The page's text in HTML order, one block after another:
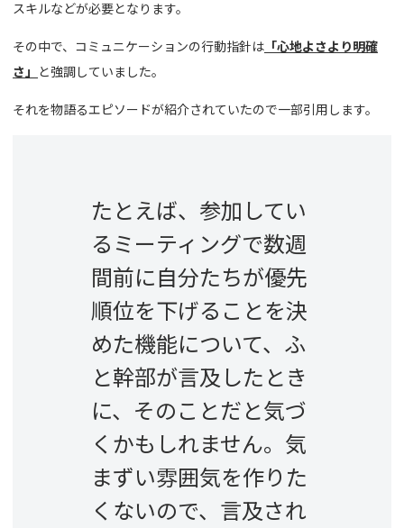
スキルなどが必要となります。
その中で、コミュニケーションの行動指針は 「心地よさより明確
さ」
と強調していました。
それを物語るエピソードが紹介されていたので一部引用します。
たとえば、参加してい
るミーティングで数週
間前に自分たちが優先
順位を下げることを決
めた機能について、ふ
と幹部が言及したとき
に、そのことだと気づ
くかもしれません。気
まずい雰囲気を作りた
くないので、言及され